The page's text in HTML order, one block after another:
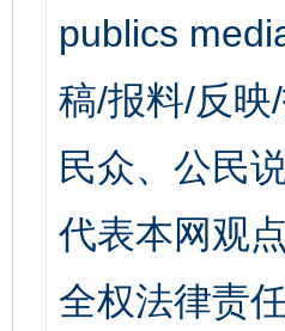
publics
稿/报料/反映
民众、公民
代表本网观
全权法律责